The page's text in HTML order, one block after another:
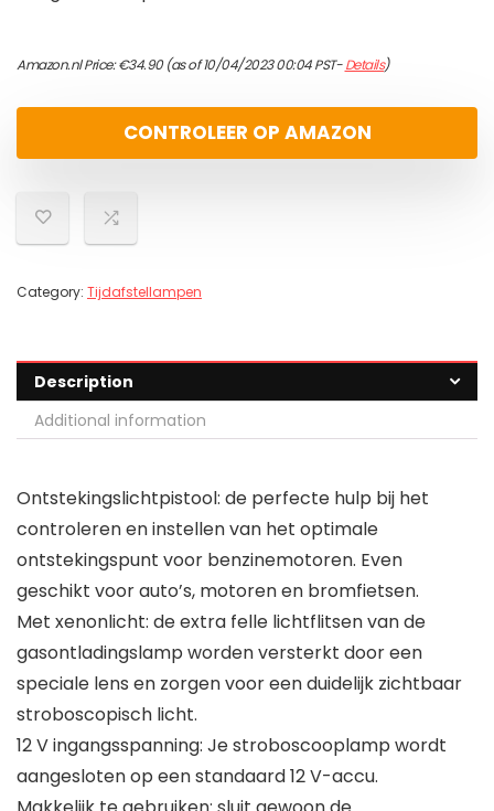
Amazon.nl Price:€34.90(as of 10/04/2023 00:04 PST-Details)
CONTROLEER OP AMAZON
Category: Tijdafstellampen
Description
Additional information
Ontstekingslichtpistool: de perfecte hulp bij het
controleren en instellen van het optimale
ontstekingspunt voor benzinemotoren. Even
geschikt voor auto’s, motoren en bromfietsen.
Met xenonlicht: de extra felle lichtflitsen van de
gasontladingslamp worden versterkt door een
speciale lens en zorgen voor een duidelijk zichtbaar
stroboscopisch licht.
12 V ingangsspanning: Je stroboscooplamp wordt
aangesloten op een standaard 12 V-accu.